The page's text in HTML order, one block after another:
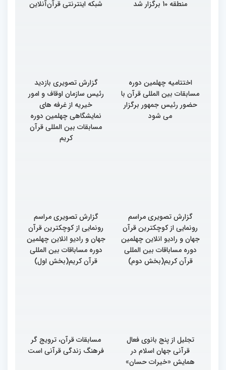
منطقه 10 برگزار شد
شبکه اینترنتی قرآن‌آنلاین
اختتامیه چهلمین دوره
مسابقات بین المللی قرآن با
حضور رئیس جمهور برگزار
می شود
گزارش تصویری بازدید
رئیس سازمان اوقاف و امور
خیریه از غرفه های
نمایشگاهی چهلمین دوره
مسابقات بین المللی قرآن
کریم
گزارش تصویری مراسم
رونمایی از کوچکترین قرآن
جهان و رادیو انلاین چهلمین
دوره مساباقات بین المللی
قرآن کریم(بخش دوم)
گزارش تصویری مراسم
رونمایی از کوچکترین قرآن
جهان و رادیو انلاین چهلمین
دوره مساباقات بین المللی
قرآن کریم(بخش اول)
تجلیل از پنج بانوی فعال
قرآنی جهان اسلام در
همایش «خیرات حسان»
مسابقات قرآن، ترویج گر
فرهنگ زندگی قرآنی است